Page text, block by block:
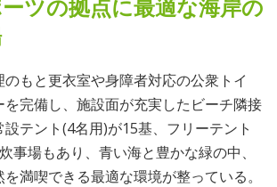
ツの拠点に最適な海岸の
のもと更衣室や身障者対応の公衆トイ
を完備し、施設面が充実したビーチ隣接
テント(4名用)が15基、フリーテント
事場もあり、青い海と豊かな緑の中、
満喫できる最適な環境が整っている。